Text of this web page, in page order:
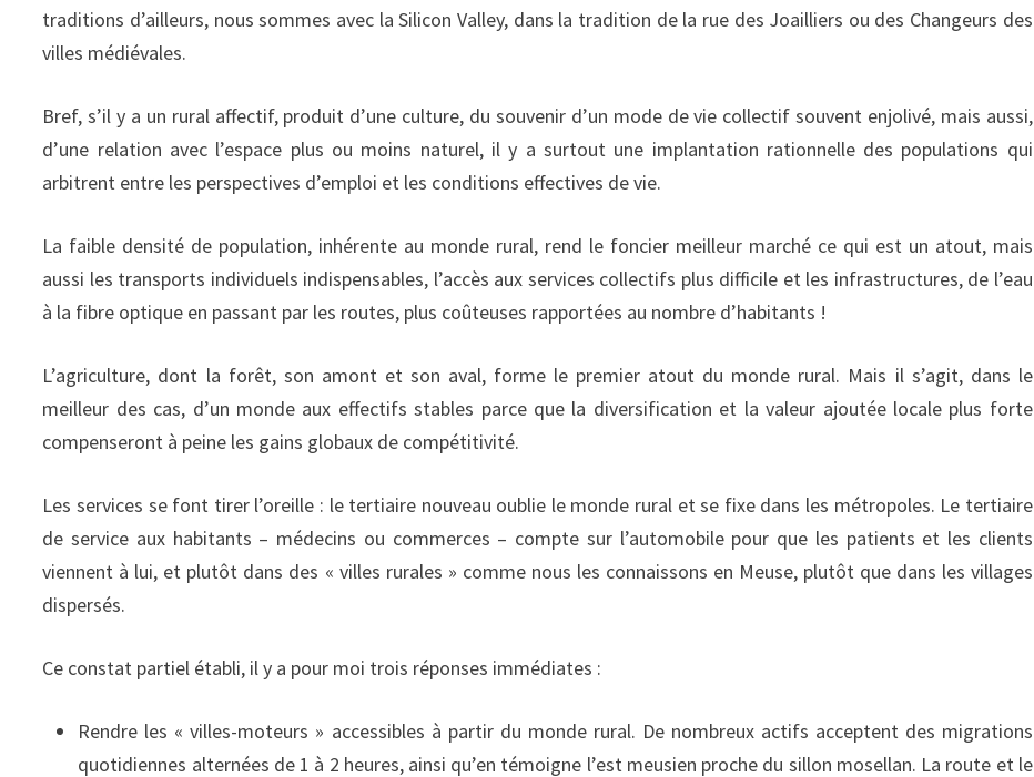
traditions d’ailleurs, nous sommes avec la Silicon Valley, dans la tradition de la rue des Joailliers ou des Changeurs des
villes médiévales.
Bref, s’il y a un rural affectif, produit d’une culture, du souvenir d’un mode de vie collectif souvent enjolivé, mais aussi,
d’une relation avec l’espace plus ou moins naturel, il y a surtout une implantation rationnelle des populations qui
arbitrent entre les perspectives d’emploi et les conditions effectives de vie.
La faible densité de population, inhérente au monde rural, rend le foncier meilleur marché ce qui est un atout, mais
aussi les transports individuels indispensables, l’accès aux services collectifs plus difficile et les infrastructures, de l’eau
à la fibre optique en passant par les routes, plus coûteuses rapportées au nombre d’habitants !
L’agriculture, dont la forêt, son amont et son aval, forme le premier atout du monde rural. Mais il s’agit, dans le
meilleur des cas, d’un monde aux effectifs stables parce que la diversification et la valeur ajoutée locale plus forte
compenseront à peine les gains globaux de compétitivité.
Les services se font tirer l’oreille : le tertiaire nouveau oublie le monde rural et se fixe dans les métropoles. Le tertiaire
de service aux habitants – médecins ou commerces – compte sur l’automobile pour que les patients et les clients
viennent à lui, et plutôt dans des « villes rurales » comme nous les connaissons en Meuse, plutôt que dans les villages
dispersés.
Ce constat partiel établi, il y a pour moi trois réponses immédiates :
Rendre les « villes-moteurs » accessibles à partir du monde rural. De nombreux actifs acceptent des migrations
quotidiennes alternées de 1 à 2 heures, ainsi qu’en témoigne l’est meusien proche du sillon mosellan. La route et le